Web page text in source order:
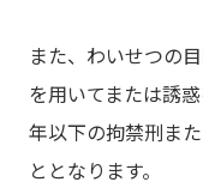
また、わいせつの
を用いてまたは誘
年以下の拘禁刑ま
ととなります。